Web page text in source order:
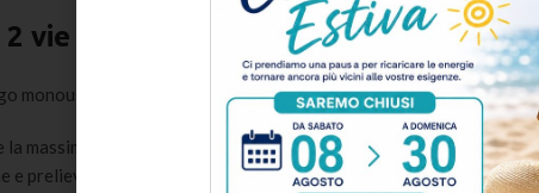
vie G16
monouso sterile ad alta precisione, progettato per garantire
massima penetrazione con il minimo trauma tissutale. Il cono
prelievo ematico.